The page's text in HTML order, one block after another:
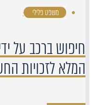
משפט פלילי ·
חיפוש ברכב על
המלא לזכויות